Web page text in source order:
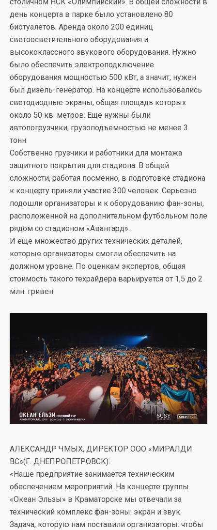
день концерта в парке было установлено 80
биотуалетов. Аренда около 200 единиц
светоосветительного оборудования и
высококлассного звукового оборудования. Нужно
было обеспечить электроподключение
оборудования мощностью 500 кВт, а значит, нужен
был дизель-генератор. На концерте использовались
светодиодные экраны, общая площадь которых
около 50 кв. метров. Еще нужны были
автопогрузчики, грузоподъемностью не менее 3
тонн.
Собственно грузчики и работники для монтажа
защитного покрытия для стадиона. В общей
сложности, работая посменно, в подготовке стадиона
к концерту приняли участие 300 человек. Серьезно
подошли организаторы и к оборудованию фан-зоны,
расположенной на дополнительном футбольном поле
рядом со стадионом «Авангард».
И еще множество других технических деталей,
которые организаторы смогли обеспечить на
должном уровне. По оценкам экспертов, общая
стоимость такого техрайдера варьируется от 1,5 до 2
млн. гривен.
АЛЕКСАНДР ЧМЫХ, ДИРЕКТОР ООО «МИРАЛДИ
ВС»(Г. ДНЕПРОПЕТРОВСК):
«Наше предприятие занимается техническим
обеспечением мероприятий. На концерте группы
«Океан Эльзы» в Краматорске мы отвечали за
технический комплекс фан-зоны: экран и звук.
Задача, которую нам поставили организаторы: чтобы